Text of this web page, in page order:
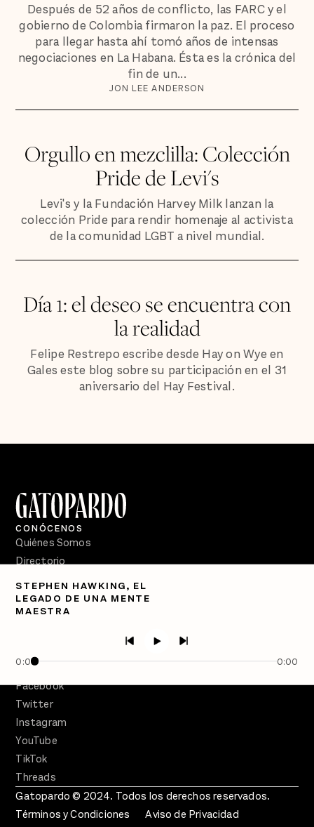
Después de 52 años de conflicto, las FARC y el
gobierno de Colombia firmaron la paz. El proceso
para llegar hasta ahí tomó años de intensas
negociaciones en La Habana. Ésta es la crónica del
fin de un...
JON LEE ANDERSON
Orgullo en mezclilla: Colección
Pride de Levi's
Levi's y la Fundación Harvey Milk lanzan la
colección Pride para rendir homenaje al activista
de la comunidad LGBT a nivel mundial.
Día 1: el deseo se encuentra con
la realidad
Felipe Restrepo escribe desde Hay on Wye en
Gales este blog sobre su participación en el 31
aniversario del Hay Festival.
STEPHEN HAWKING, EL
LEGADO DE UNA MENTE
MAESTRA
0:00 0:00
CONÓCENOS
Quiénes Somos
Directorio
PÓDCASTS
Semanario Gatopardo
Facebook
Twitter
Instagram
YouTube
TikTok
Threads
Gatopardo © 2024. Todos los derechos reservados.
Términos y Condiciones
Aviso de Privacidad